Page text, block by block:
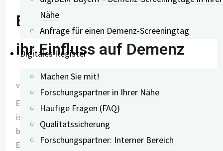
Nähe
Anfrage für einen Demenz-Screeningtag
Digitales Register
Machen Sie mit!
Forschungspartner in Ihrer Nähe
Häufige Fragen (FAQ)
Qualitätssicherung
Forschungspartner: Interner Bereich
Belastungsstörungen und
ihr Einfluss auf Demenz
Von
Eine posttraumatische Belastungsstörung (PTBS)
ist eine psychische Erkrankung, die sich nach
besonders belastenden oder lebensbedrohlichen
Erlebnissen entwickeln kann. Sie